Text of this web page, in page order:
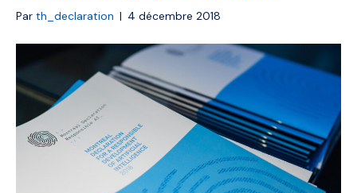
Par th_declaration | 4 décembre 2018